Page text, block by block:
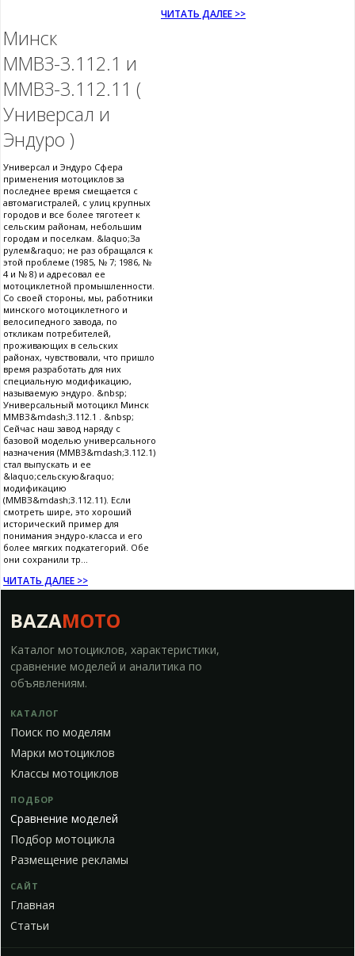
ЧИТАТЬ ДАЛЕЕ >>
Минск
ММВЗ-3.112.1 и
ММВЗ-3.112.11 (
Универсал и
Эндуро )
Универсал и Эндуро Сфера
применения мотоциклов за
последнее время смещается с
автомагистралей, с улиц крупных
городов и все более тяготеет к
сельским районам, небольшим
городам и поселкам. &laquo;За
рулем&raquo; не раз обращался к
этой проблеме (1985, № 7; 1986, №
4 и № 8) и адресовал ее
мотоциклетной промышленности.
Со своей стороны, мы, работники
минского мотоциклетного и
велосипедного завода, по
откликам потребителей,
проживающих в сельских
районах, чувствовали, что пришло
время разработать для них
специальную модификацию,
называемую эндуро. &nbsp;
Универсальный мотоцикл Минск
ММВЗ&mdash;3.112.1 . &nbsp;
Сейчас наш завод наряду с
базовой моделью универсального
назначения (ММВЗ&mdash;3.112.1)
стал выпускать и ее
&laquo;сельскую&raquo;
модификацию
(ММВЗ&mdash;3.112.11). Если
смотреть шире, это хороший
исторический пример для
понимания эндуро-класса и его
более мягких подкатегорий. Обе
они сохранили тр...
ЧИТАТЬ ДАЛЕЕ >>
BAZAMOTO
Каталог мотоциклов, характеристики,
сравнение моделей и аналитика по
объявлениям.
КАТАЛОГ
Поиск по моделям
Марки мотоциклов
Классы мотоциклов
ПОДБОР
Сравнение моделей
Подбор мотоцикла
Размещение рекламы
САЙТ
Главная
Статьи